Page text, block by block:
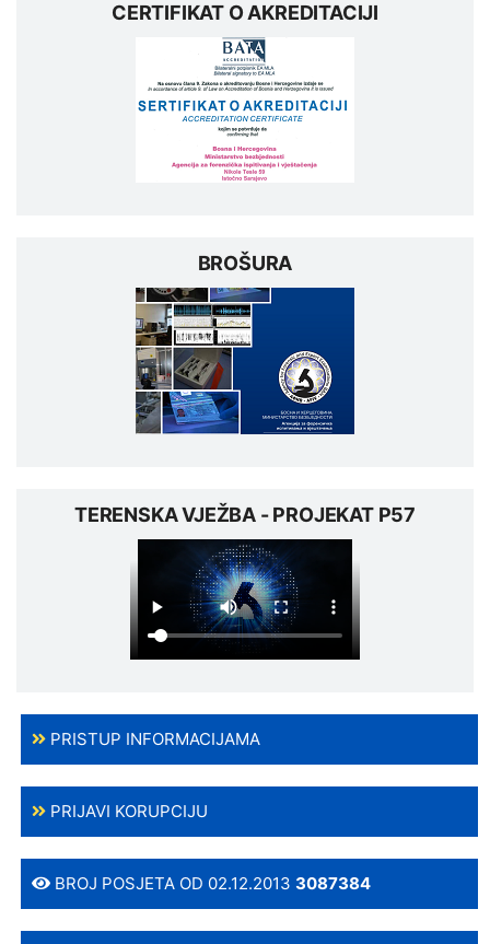
CERTIFIKAT O AKREDITACIJI
BROŠURA
TERENSKA VJEŽBA - PROJEKAT P57
PRISTUP INFORMACIJAMA
PRIJAVI KORUPCIJU
BROJ POSJETA OD 02.12.20133087384